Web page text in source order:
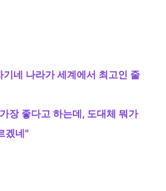
네 나라가 세계에서 최고인 줄
장 좋다고 하는데, 도대체 뭐가
겠네"